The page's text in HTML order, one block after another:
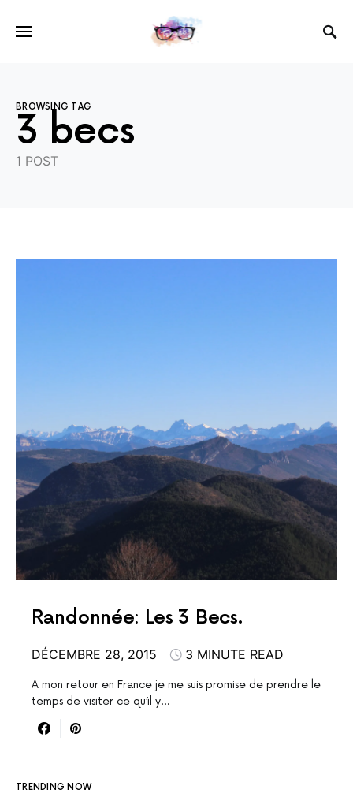
BROWSING TAG
3 becs
1 POST
Randonnée: Les 3 Becs.
DÉCEMBRE 28, 2015 3 MINUTE READ
A mon retour en France je me suis promise de prendre le
temps de visiter ce qu’il y…
TRENDING NOW